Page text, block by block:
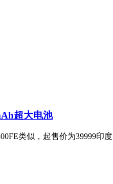
超大电池
类似，起售价为39999印